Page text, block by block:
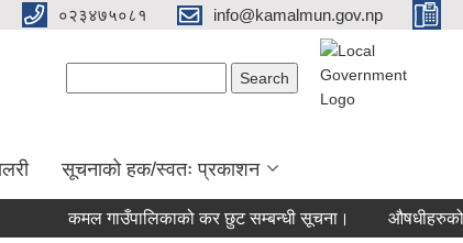
०२३४७५०८१ info@kamalmun.gov.np
सूचनाको हक/स्वतः प्रकाशन
कमल गाउँपालिकाको कर छुट सम्बन्धी सूचना। औषधीहरुको